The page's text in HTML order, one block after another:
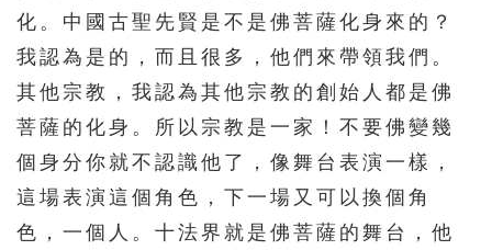
化。中國古聖先賢是不是佛菩薩化身來的？
我認為是的，而且很多，他們來帶領我們。
其他宗教，我認為其他宗教的創始人都是佛
菩薩的化身。所以宗教是一家！不要佛變幾
個身分你就不認識他了，像舞台表演一樣，
這場表演這個角色，下一場又可以換個角
色，一個人。十法界就是佛菩薩的舞台，他